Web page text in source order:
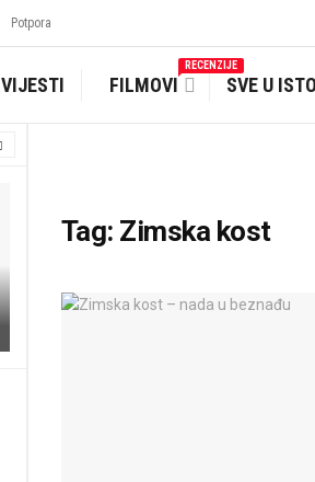
Potpora
VIJESTI FILMOVI
RECENZIJE
SVE U
Tag: Zimska kost